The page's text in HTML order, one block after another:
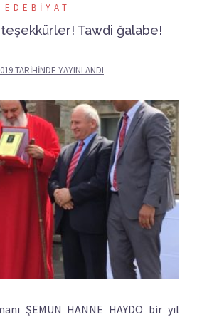
EDEBIYAT
Tawdi ğalabe!
TARIHINDE YAYINLANDI
ŞEMUN HANNE HAYDO bir yıl